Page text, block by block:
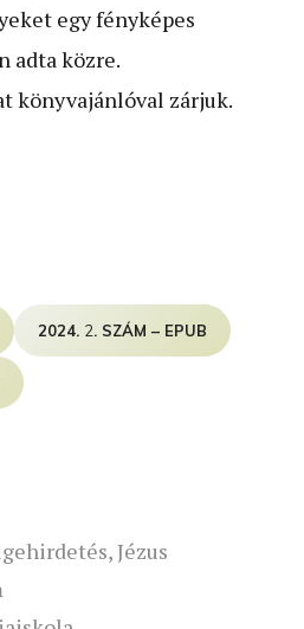
egy fényképes
adta közre.
könyvajánlóval zárjuk.
2024. 2. SZÁM – EPUB
,Jézus